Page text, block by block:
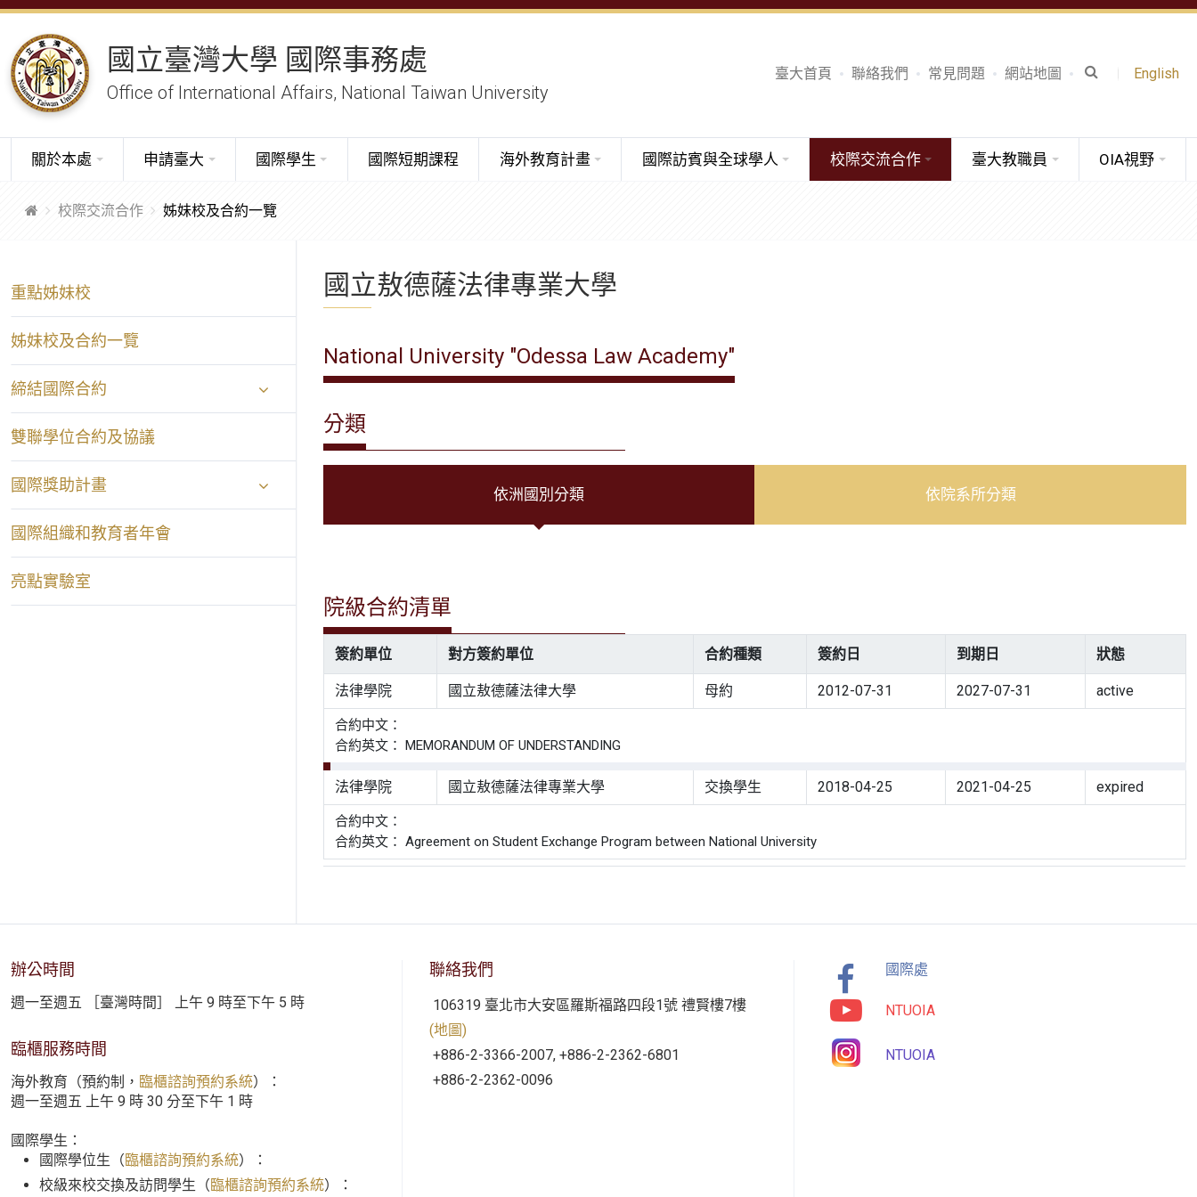
國立臺灣大學 國際事務處
Office of International Affairs, National Taiwan University
臺大首頁 聯絡我們 常見問題 網站地圖 English
關於本處 申請臺大 國際學生 國際短期課程 海外教育計畫 國際訪賓與全球學人 校際交流合作 臺大教職員 OIA視野
校際交流合作 姊妹校及合約一覽
重點姊妹校
姊妹校及合約一覽
締結國際合約
雙聯學位合約及協議
國際獎助計畫
國際組織和教育者年會
亮點實驗室
國立敖德薩法律專業大學
National University "Odessa Law Academy"
分類
依洲國別分類 依院系所分類
院級合約清單
簽約單位 對方簽約單位 合約種類 簽約日 到期日 狀態
法律學院 國立敖德薩法律大學 母約 2012-07-31 2027-07-31 active
合約中文：
合約英文： MEMORANDUM OF UNDERSTANDING
法律學院 國立敖德薩法律專業大學 交換學生 2018-04-25 2021-04-25 expired
合約中文：
合約英文： Agreement on Student Exchange Program between National University
辦公時間
週一至週五 ［臺灣時間］ 上午 9 時至下午 5 時
臨櫃服務時間
海外教育（預約制， 臨櫃諮詢預約系統）：
週一至週五 上午 9 時 30 分至下午 1 時
國際學生：
國際學位生（臨櫃諮詢預約系統）：
校級來校交換及訪問學生（臨櫃諮詢預約系統）：
聯絡我們
106319 臺北市大安區羅斯福路四段1號 禮賢樓7樓
(地圖)
+886-2-3366-2007, +886-2-2362-6801
+886-2-2362-0096
國際處
NTUOIA
NTUOIA